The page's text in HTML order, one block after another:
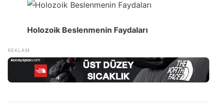
Holozoik Beslenmenin Faydaları